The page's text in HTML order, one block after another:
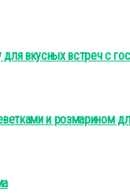
вкусных встреч с
и розмарином